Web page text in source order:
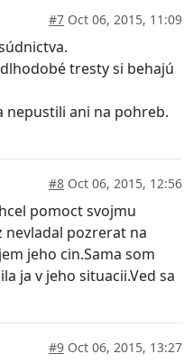
#7 Oct 06, 2015, 11:09
tresty si behajú
nepustili ani na pohreb.
#8 Oct 06, 2015, 12:56
pomoct svojmu
nevladal pozrerat na
jeho cin.Sama som
ja v jeho situacii.Ved sa
#9 Oct 06, 2015, 13:27